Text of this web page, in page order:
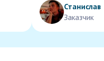
Станислав
Заказчик